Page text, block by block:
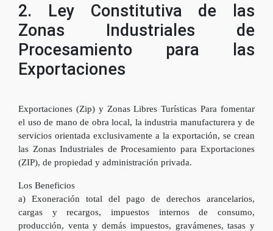
2. Ley Constitutiva de las
Zonas Industriales de
Procesamiento para las
Exportaciones
Exportaciones (Zip) y Zonas Libres Turísticas Para fomentar
el uso de mano de obra local, la industria manufacturera y de
servicios orientada exclusivamente a la exportación, se crean
las Zonas Industriales de Procesamiento para Exportaciones
(ZIP), de propiedad y administración privada.
Los Beneficios
a) Exoneración total del pago de derechos arancelarios,
cargas y recargos, impuestos internos de consumo,
producción, venta y demás impuestos, gravámenes, tasas y